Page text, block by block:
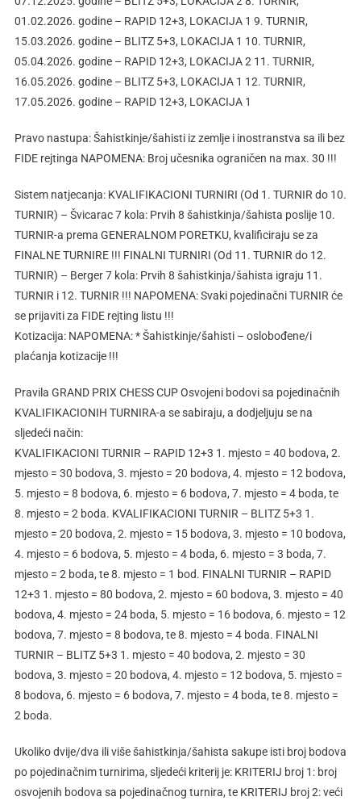
01.02.2026. godine – RAPID 12+3, LOKACIJA 1 9. TURNIR,
15.03.2026. godine – BLITZ 5+3, LOKACIJA 1 10. TURNIR,
05.04.2026. godine – RAPID 12+3, LOKACIJA 2 11. TURNIR,
16.05.2026. godine – BLITZ 5+3, LOKACIJA 1 12. TURNIR,
17.05.2026. godine – RAPID 12+3, LOKACIJA 1
Pravo nastupa: Šahistkinje/šahisti iz zemlje i inostranstva sa ili bez
FIDE rejtinga NAPOMENA: Broj učesnika ograničen na max. 30 !!!
Sistem natjecanja: KVALIFIKACIONI TURNIRI (Od 1. TURNIR do 10.
TURNIR) – Švicarac 7 kola: Prvih 8 šahistkinja/šahista poslije 10.
TURNIR-a prema GENERALNOM PORETKU, kvalificiraju se za
FINALNE TURNIRE !!! FINALNI TURNIRI (Od 11. TURNIR do 12.
TURNIR) – Berger 7 kola: Prvih 8 šahistkinja/šahista igraju 11.
TURNIR i 12. TURNIR !!! NAPOMENA: Svaki pojedinačni TURNIR će
se prijaviti za FIDE rejting listu !!!
Kotizacija: NAPOMENA: * Šahistkinje/šahisti – oslobođene/i
plaćanja kotizacije !!!
Pravila GRAND PRIX CHESS CUP Osvojeni bodovi sa pojedinačnih
KVALIFIKACIONIH TURNIRA-a se sabiraju, a dodjeljuju se na
sljedeći način:
KVALIFIKACIONI TURNIR – RAPID 12+3 1. mjesto = 40 bodova, 2.
mjesto = 30 bodova, 3. mjesto = 20 bodova, 4. mjesto = 12 bodova,
5. mjesto = 8 bodova, 6. mjesto = 6 bodova, 7. mjesto = 4 boda, te
8. mjesto = 2 boda. KVALIFIKACIONI TURNIR – BLITZ 5+3 1.
mjesto = 20 bodova, 2. mjesto = 15 bodova, 3. mjesto = 10 bodova,
4. mjesto = 6 bodova, 5. mjesto = 4 boda, 6. mjesto = 3 boda, 7.
mjesto = 2 boda, te 8. mjesto = 1 bod. FINALNI TURNIR – RAPID
12+3 1. mjesto = 80 bodova, 2. mjesto = 60 bodova, 3. mjesto = 40
bodova, 4. mjesto = 24 boda, 5. mjesto = 16 bodova, 6. mjesto = 12
bodova, 7. mjesto = 8 bodova, te 8. mjesto = 4 boda. FINALNI
TURNIR – BLITZ 5+3 1. mjesto = 40 bodova, 2. mjesto = 30
bodova, 3. mjesto = 20 bodova, 4. mjesto = 12 bodova, 5. mjesto =
8 bodova, 6. mjesto = 6 bodova, 7. mjesto = 4 boda, te 8. mjesto =
2 boda.
Ukoliko dvije/dva ili više šahistkinja/šahista sakupe isti broj bodova
po pojedinačnim turnirima, sljedeći kriterij je: KRITERIJ broj 1: broj
osvojenih bodova sa pojedinačnog turnira, te KRITERIJ broj 2: veći